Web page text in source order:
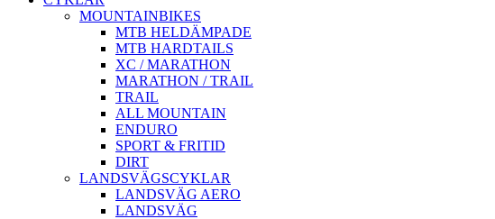
MOUNTAINBIKES
MTB HELDÄMPADE
MTB HARDTAILS
XC / MARATHON
MARATHON / TRAIL
TRAIL
ALL MOUNTAIN
ENDURO
SPORT & FRITID
DIRT
LANDSVÄGSCYKLAR
LANDSVÄG AERO
LANDSVÄG